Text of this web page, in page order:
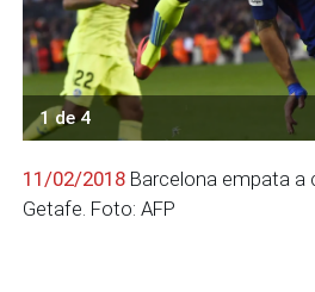
1 de 4
11/02/2018 Barcelona empata a
Getafe. Foto: AFP